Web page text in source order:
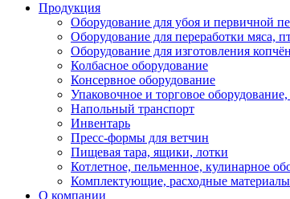
Продукция
Оборудование для убоя и первичной
Оборудование для переработки мяса,
Оборудование для изготовления
Колбасное оборудование
Консервное оборудование
Упаковочное и торговое
Напольный транспорт
Инвентарь
Пресс-формы для ветчин
Пищевая тара, ящики, лотки
Котлетное, пельменное, кулинарное
Комплектующие, расходные
О компании